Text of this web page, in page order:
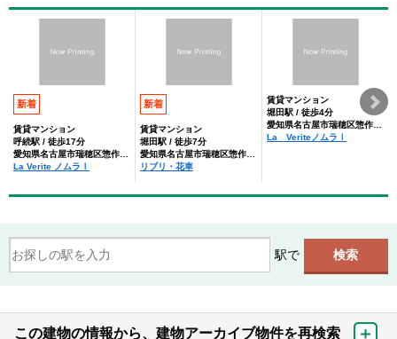
新着
賃貸マンション
呼続駅 / 徒歩17分
愛知県名古屋市瑞穂区惣作町１丁目
La Verite ノムラⅠ
新着
賃貸マンション
堀田駅 / 徒歩7分
愛知県名古屋市瑞穂区惣作町２丁目
リブリ・花車
賃貸マンション
堀田駅 / 徒歩4分
愛知県名古屋市瑞穂区惣作町１丁目
La VeriteノムラⅠ
駅で
この建物の情報から、建物アーカイブ物件を再検索